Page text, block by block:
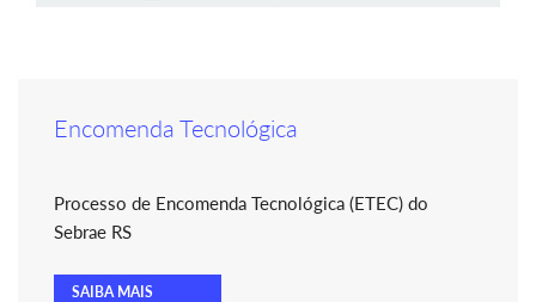
Encomenda Tecnológica
Processo de Encomenda Tecnológica (ETEC) do
Sebrae RS
SAIBA MAIS